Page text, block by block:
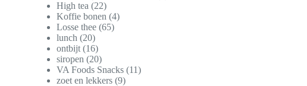
High tea 2222
producten
Koffie bonen 44
Losse thee 6565
lunch 2020
producten
ontbijt 1616
producten
siropen 2020
producten
VA Foods Snacks 1111
zoet en lekkers 99